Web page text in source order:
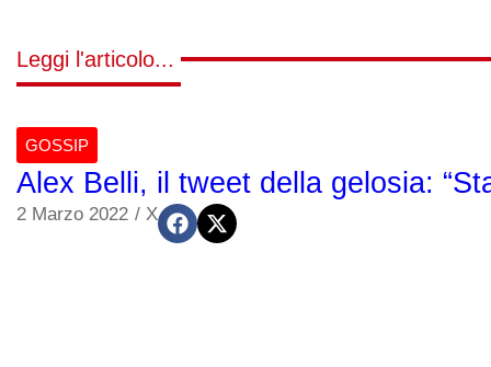
Leggi l'articolo...
GOSSIP
Alex Belli, il tweet della gelosia:
2 Marzo 2022 / X